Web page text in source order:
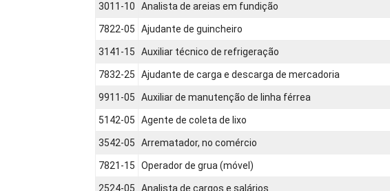
3011-10 Analista de areias em fundição
7822-05 Ajudante de guincheiro
3141-15 Auxiliar técnico de refrigeração
7832-25 Ajudante de carga e descarga de mercadoria
9911-05 Auxiliar de manutenção de linha férrea
5142-05 Agente de coleta de lixo
3542-05 Arrematador, no comércio
7821-15 Operador de grua (móvel)
2524-05 Analista de cargos e salários